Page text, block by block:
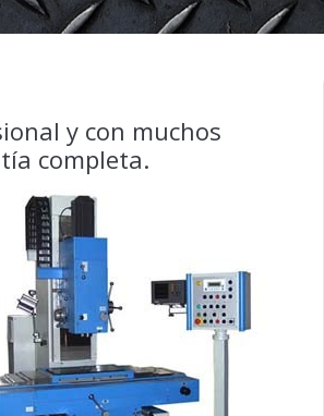
y con muchos
completa.